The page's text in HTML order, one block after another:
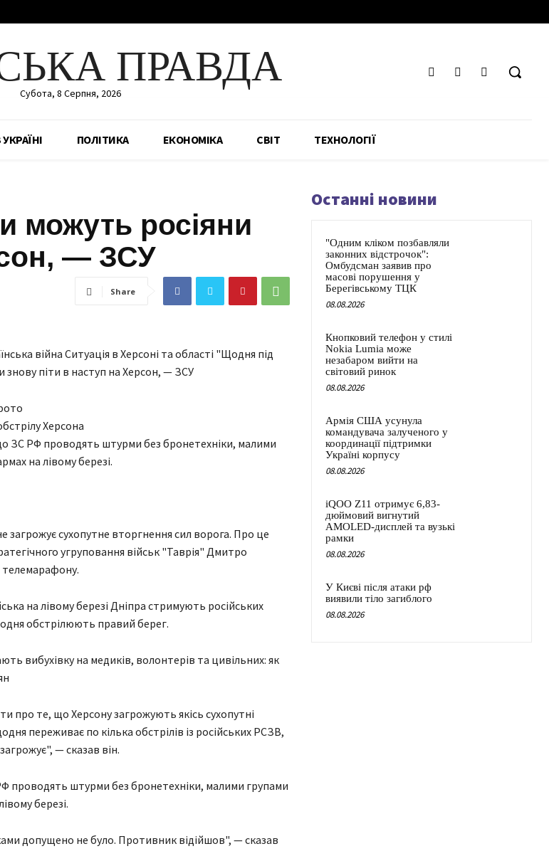
ПРАВДА
Субота, 8 Серпня, 2026
ПОЛІТИКА ЕКОНОМІКА СВІТ ТЕХНОЛОГІЇ
можуть росіяни
— ЗСУ
Share
війна Ситуація в Херсоні та області "Щодня під
знову піти в наступ на Херсон, — ЗСУ
Херсона
ЗС РФ проводять штурми без бронетехніки, малими
на лівому березі.
загрожує сухопутне вторгнення сил ворога. Про це
угруповання військ "Таврія" Дмитро
телемарафону.
на лівому березі Дніпра стримують російських
обстрілюють правий берег.
вибухівку на медиків, волонтерів та цивільних: як
про те, що Херсону загрожують якісь сухопутні
переживає по кілька обстрілів із російських РСЗВ,
— сказав він.
проводять штурми без бронетехніки, малими групами
березі.
допущено не було. Противник відійшов", — сказав
Останні новини
"Одним кліком позбавляли
законних відстрочок":
Омбудсман заявив про
масові порушення у
Берегівському ТЦК
08.08.2026
Кнопковий телефон у стилі
Nokia Lumia може
незабаром вийти на
світовий ринок
08.08.2026
Армія США усунула
командувача залученого у
координації підтримки
Україні корпусу
08.08.2026
iQOO Z11 отримує 6,83-
дюймовий вигнутий
AMOLED-дисплей та вузькі
рамки
08.08.2026
У Києві після атаки рф
виявили тіло загиблого
08.08.2026